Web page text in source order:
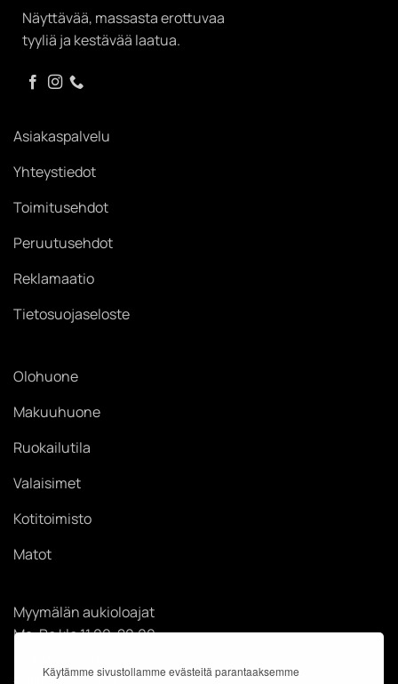
Käytämme sivustollamme evästeitä parantaaksemme
Näyttävää, massasta erottuvaa
tyyliä ja kestävää laatua.
Asiakaspalvelu
Yhteystiedot
Toimitusehdot
Peruutusehdot
Reklamaatio
Tietosuojaseloste
Olohuone
Makuuhuone
Ruokailutila
Valaisimet
Kotitoimisto
Matot
Myymälän aukioloajat
Ma-Pe klo 11.00-20.00
Su klo 12.00-18.00